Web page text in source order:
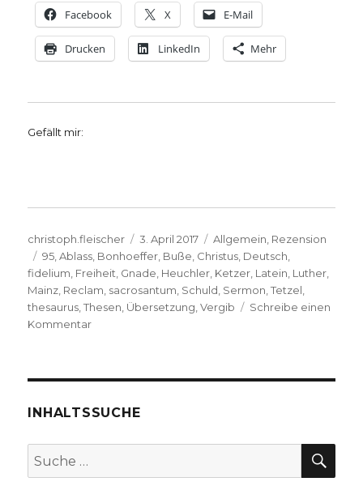
Facebook X E-Mail
Drucken LinkedIn Mehr
Gefällt mir:
Autor
christoph.fleischer
Veröffentlicht
am
3. April 2017 Kategorien
Allgemein Rezension
Schlagwörter
95 ,Ablass Bonhoeffer Buße Christus Deutsch
fidelium Freiheit Gnade Heuchler Ketzer Latein Luther
Mainz Reclam sacrosantum Schuld Sermon ,Tetzel
thesaurus ,Thesen Übersetzung ,Vergib
Schreibe einen
Kommentarzu
Rezension,
Fleischer,
2017
INHALTSSUCHE
Suche
nach: